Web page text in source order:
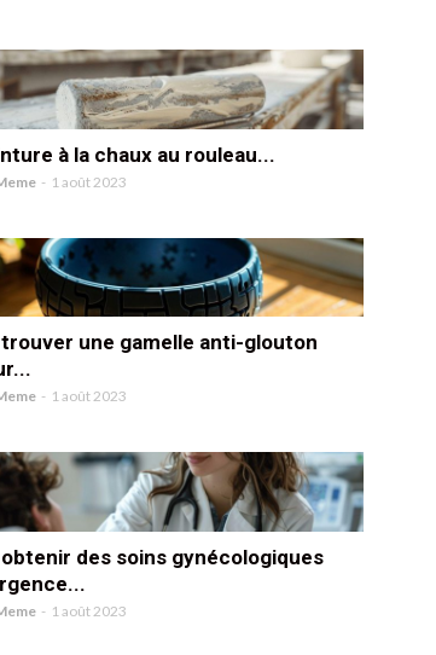
à la chaux au rouleau...
- 1 août 2023
trouver une gamelle anti-glouton
- 1 août 2023
obtenir des soins gynécologiques
- 1 août 2023